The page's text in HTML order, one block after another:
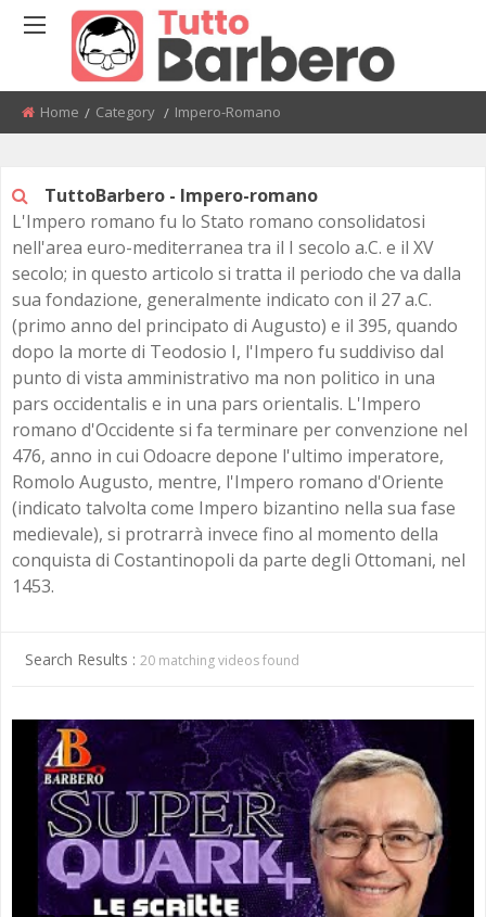
BACK
NEL SECOLO BREVE
PREISTORIA
BACK
ETÀ DELLA PIETRA
ETÀ DEL BRONZO
ETÀ DEL FERRO
ETÀ ANTICA
BACK
SUMERI-ASSIRI-BABILONESI
CINESI
VALLE DELL'INDO
ITTITI
EBREI
FENICI
MICENI
MEDI E PERSIANI
ETÀ MEDIEVALE
BACK
ALTO MEDIOEVO
ETÀ MODERNA
BACK
L'EUROPA NEL PRIMO
L'ASIA TRA IL XVI E IL XVIII
AMERICA, AUSTRALIA E
L'EUROPA NEL XVII SECOLO
L'ETÀ DEI LUMI E DELLE
RIVOLUZIONI
L'ASIA ALLA FINE DELL'ETÀ
MODERNA (XVIII SECOLO)
ETÀ CONTEMPORANEA
BACK
RESTAURAZIONE E MOTI
POTENZE EUROPEE 1850 -
IMPERIALISMO E
PRIMA GUERRA MONDIALE
PERIODO INTERBELLICO
SECONDA GUERRA
DOPOGUERRA E GUERRA
ANNI 80/90
MONETA UNICA E
LA BUSSOLA E LA CLESSIDRA
SUPERQUARK
A.C.D.C.
PASSATO E PRESENTE
BACK
TIMELINE
PRIVACY
BACK
SITE
ALESSANDRO BARBERO
Home Category Current:
Impero-Romano
TuttoBarbero - Impero-romano
L'Impero romano fu lo Stato romano consolidatosi
nell'area euro-mediterranea tra il I secolo a.C. e il XV
secolo; in questo articolo si tratta il periodo che va dalla
sua fondazione, generalmente indicato con il 27 a.C.
(primo anno del principato di Augusto) e il 395, quando
dopo la morte di Teodosio I, l'Impero fu suddiviso dal
punto di vista amministrativo ma non politico in una
pars occidentalis e in una pars orientalis. L'Impero
romano d'Occidente si fa terminare per convenzione nel
476, anno in cui Odoacre depone l'ultimo imperatore,
Romolo Augusto, mentre, l'Impero romano d'Oriente
(indicato talvolta come Impero bizantino nella sua fase
medievale), si protrarrà invece fino al momento della
conquista di Costantinopoli da parte degli Ottomani, nel
1453.
Search Results : 20 matching videos found